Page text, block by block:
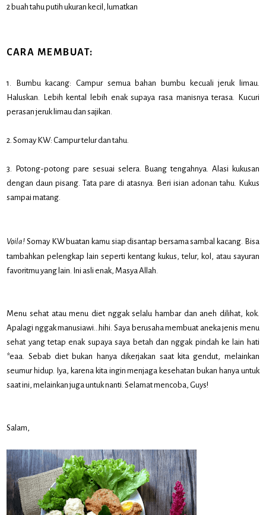
2 buah tahu putih ukuran kecil, lumatkan
CARA MEMBUAT:
1. Bumbu kacang: Campur semua bahan bumbu kecuali jeruk limau.
Haluskan. Lebih kental lebih enak supaya rasa manisnya terasa. Kucuri
perasan jeruk limau dan sajikan.
2. Somay KW: Campur telur dan tahu.
3. Potong-potong pare sesuai selera. Buang tengahnya. Alasi kukusan
dengan daun pisang. Tata pare di atasnya. Beri isian adonan tahu. Kukus
sampai matang.
Voila! Somay KW buatan kamu siap disantap bersama sambal kacang. Bisa
tambahkan pelengkap lain seperti kentang kukus, telur, kol, atau sayuran
favoritmu yang lain. Ini asli enak, Masya Allah.
Menu sehat atau menu diet nggak selalu hambar dan aneh dilihat, kok.
Apalagi nggak manusiawi…hihi. Saya berusaha membuat aneka jenis menu
sehat yang tetap enak supaya saya betah dan nggak pindah ke lain hati
*eaa. Sebab diet bukan hanya dikerjakan saat kita gendut, melainkan
seumur hidup. Iya, karena kita ingin menjaga kesehatan bukan hanya untuk
saat ini, melainkan juga untuk nanti. Selamat mencoba, Guys!
Salam,